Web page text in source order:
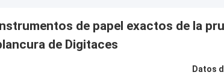
de papel exactos de la
de Digitaces
Datos